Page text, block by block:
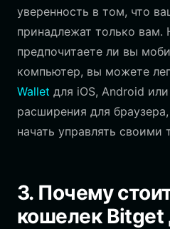
уверенность в том, что
принадлежат только вам.
предпочитаете ли вы
компьютер, вы можете
Wallet для iOS, Android
расширения для
начать управлять своими
3. Почему
кошелек Bitget